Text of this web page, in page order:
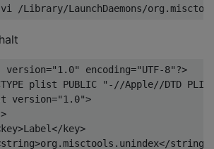
version="1.0" encoding="UTF-8"?>
plist PUBLIC "-//Apple//DTD
version="1.0">
key>
string>